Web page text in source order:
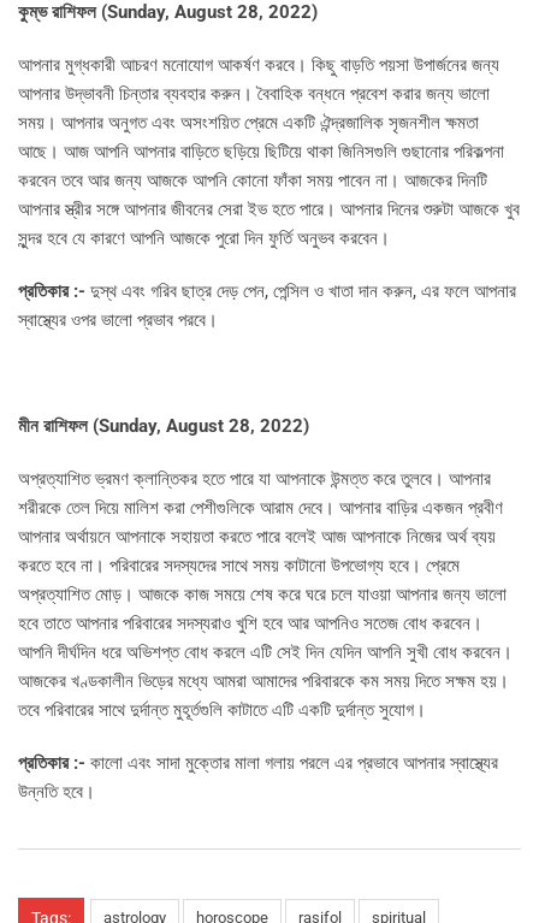
কুম্ভ রাশিফল (Sunday, August 28, 2022)
আপনার মুগ্ধকারী আচরণ মনোযোগ আকর্ষণ করবে। কিছু বাড়তি পয়সা উপার্জনের জন্য
আপনার উদ্ভাবনী চিন্তার ব্যবহার করুন। বৈবাহিক বন্ধনে প্রবেশ করার জন্য ভালো
সময়। আপনার অনুগত এবং অসংশয়িত প্রেমে একটি ঐন্দ্রজালিক সৃজনশীল ক্ষমতা
আছে। আজ আপনি আপনার বাড়িতে ছড়িয়ে ছিটিয়ে থাকা জিনিসগুলি গুছানোর পরিকল্পনা
করবেন তবে আর জন্য আজকে আপনি কোনো ফাঁকা সময় পাবেন না। আজকের দিনটি
আপনার স্ত্রীর সঙ্গে আপনার জীবনের সেরা ইভ হতে পারে। আপনার দিনের শুরুটা আজকে খুব
সুন্দর হবে যে কারণে আপনি আজকে পুরো দিন ফুর্তি অনুভব করবেন।
প্রতিকার :- দুস্থ এবং গরিব ছাত্র দেড় পেন, পেন্সিল ও খাতা দান করুন, এর ফলে আপনার
স্বাস্থ্যের ওপর ভালো প্রভাব পরবে।
মীন রাশিফল (Sunday, August 28, 2022)
অপ্রত্যাশিত ভ্রমণ ক্লান্তিকর হতে পারে যা আপনাকে উন্মত্ত করে তুলবে। আপনার
শরীরকে তেল দিয়ে মালিশ করা পেশীগুলিকে আরাম দেবে। আপনার বাড়ির একজন প্রবীণ
আপনার অর্থায়নে আপনাকে সহায়তা করতে পারে বলেই আজ আপনাকে নিজের অর্থ ব্যয়
করতে হবে না। পরিবারের সদস্যদের সাথে সময় কাটানো উপভোগ্য হবে। প্রেমে
অপ্রত্যাশিত মোড়। আজকে কাজ সময়ে শেষ করে ঘরে চলে যাওয়া আপনার জন্য ভালো
হবে তাতে আপনার পরিবারের সদস্যরাও খুশি হবে আর আপনিও সতেজ বোধ করবেন।
আপনি দীর্ঘদিন ধরে অভিশপ্ত বোধ করলে এটি সেই দিন যেদিন আপনি সুখী বোধ করবেন।
আজকের খণ্ডকালীন ভিড়ের মধ্যে আমরা আমাদের পরিবারকে কম সময় দিতে সক্ষম হয়।
তবে পরিবারের সাথে দুর্দান্ত মুহূর্তগুলি কাটাতে এটি একটি দুর্দান্ত সুযোগ।
প্রতিকার :- কালো এবং সাদা মুক্তোর মালা গলায় পরলে এর প্রভাবে আপনার স্বাস্থ্যের
উন্নতি হবে।
Tags: astrology horoscope rasifol spiritual